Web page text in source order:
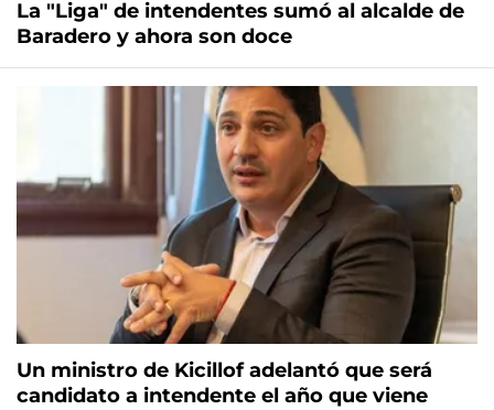
La "Liga" de intendentes sumó al alcalde de
Baradero y ahora son doce
Un ministro de Kicillof adelantó que será
candidato a intendente el año que viene